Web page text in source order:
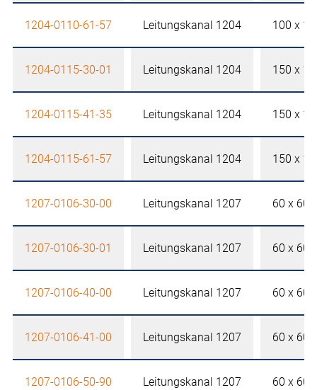
1204-0110-61-57 Leitungskanal 1204 100 x
1204-0115-30-01 Leitungskanal 1204 150 x
1204-0115-41-35 Leitungskanal 1204 150 x
1204-0115-61-57 Leitungskanal 1204 150 x
1207-0106-30-00 Leitungskanal 1207 60 x 60
1207-0106-30-01 Leitungskanal 1207 60 x 60
1207-0106-40-00 Leitungskanal 1207 60 x 60
1207-0106-41-00 Leitungskanal 1207 60 x 60
1207-0106-50-90 Leitungskanal 1207 60 x 60